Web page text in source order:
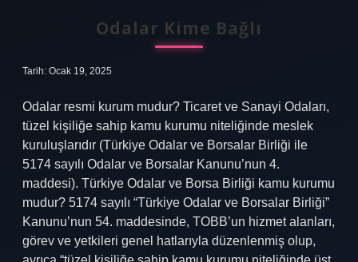
Odalar Kime Bağlı
Tarih: Ocak 19, 2025
Odalar resmi kurum mudur? Ticaret ve Sanayi Odaları,
tüzel kişiliğe sahip kamu kurumu niteliğinde meslek
kuruluşlarıdır (Türkiye Odalar ve Borsalar Birliği ile
5174 sayılı Odalar ve Borsalar Kanunu’nun 4.
maddesi). Türkiye Odalar ve Borsa Birliği kamu kurumu
mudur? 5174 sayılı “Türkiye Odalar ve Borsalar Birliği”
Kanunu’nun 54. maddesinde, TOBB’un hizmet alanları,
görev ve yetkileri genel hatlarıyla düzenlenmiş olup,